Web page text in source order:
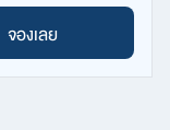
จองเลย